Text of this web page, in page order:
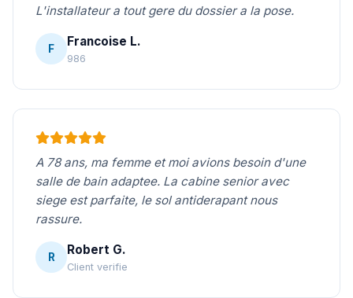
L'installateur a tout gere du dossier a la pose.
F Francoise L.
986
A 78 ans, ma femme et moi avions besoin d'une
salle de bain adaptee. La cabine senior avec
siege est parfaite, le sol antiderapant nous
rassure.
R Robert G.
Client verifie